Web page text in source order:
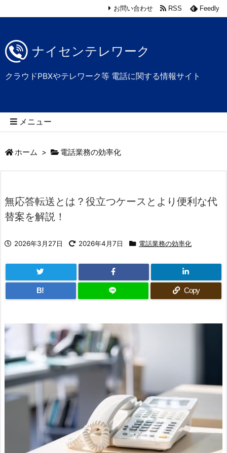
ナイセンテレワーク
クラウドPBXやテレワーク等 電話に関する情報サイト
メニュー
お問い合わせ RSS Feedly
ホーム > 電話業務の効率化
無応答転送とは？役立つケースとより便利な代
替案を解説！
2026年3月27日 2026年4月7日 電話業務の効率化
B! Copy